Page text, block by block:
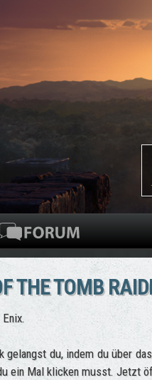
THE TOMB
gelangst du, indem du über
ein Mal klicken musst. Jetzt